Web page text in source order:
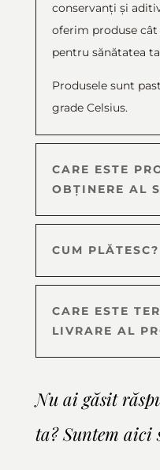
conservanți și
oferim produse
pentru sănătatea
Produsele sunt
grade Celsius.
CARE ESTE
OBȚINERE AL
CUM PLĂTESC?
CARE ESTE
LIVRARE AL
Nu ai găsit
ta? Suntem aici